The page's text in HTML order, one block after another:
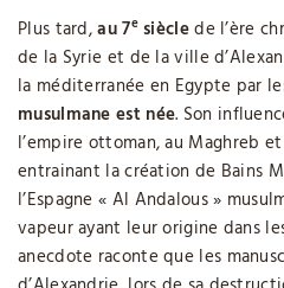
Plus tard,au 7esièclede l’ère
de la Syrie et de la ville
la méditerranée en Egypte par
musulmane est née. Son
l’empire ottoman, au Maghreb
entrainant la création de Bains
l’Espagne « Al Andalous »
vapeur ayant leur origine dans
anecdote raconte que les